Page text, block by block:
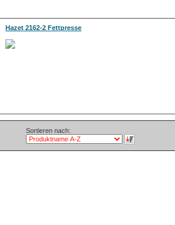
Hazet 2162-2 Fettpresse
Sortieren nach: